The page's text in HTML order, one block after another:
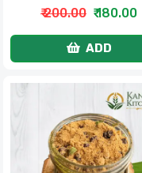
₹ 200.00 ₹ 180.00
ADD